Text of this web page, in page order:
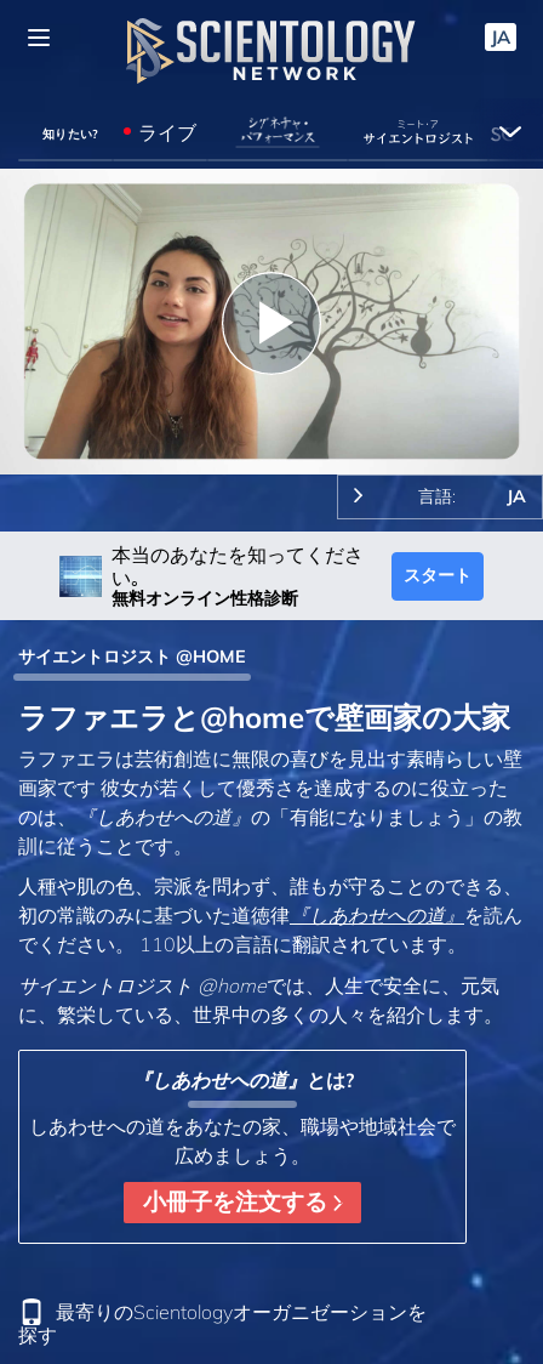
JA
知りたい? ライブ
Play
Video
言語: JA
本当のあなたを知ってくださ
い｡
無料オンライン性格診断
スタート
サイエントロジスト @HOME
ラファエラと@homeで壁画家の大家
ラファエラは芸術創造に無限の喜びを見出す素晴らしい壁
画家です 彼女が若くして優秀さを達成するのに役立った
のは、『しあわせへの道』 の「有能になりましょう」の教
訓に従うことです。
人種や肌の色、宗派を問わず、誰もが守ることのできる、
初の常識のみに基づいた道徳律 『しあわせへの道』 を読ん
でください。 110以上の言語に翻訳されています。
サイエントロジスト @homeでは、人生で安全に、元気
に、繁栄している、世界中の多くの人々を紹介します。
『しあわせへの道』 とは?
しあわせへの道をあなたの家、職場や地域社会で
広めましょう。
小冊子を注文する
最寄りのScientologyオーガニゼーションを
探す